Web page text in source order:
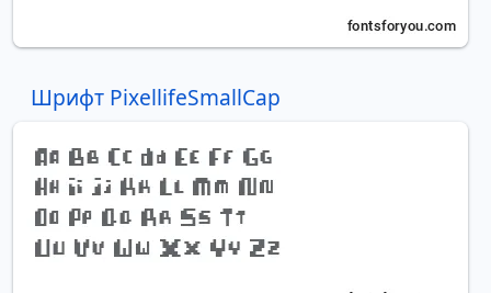
Шрифт PixellifeSmallCap